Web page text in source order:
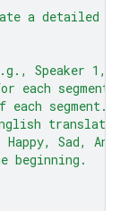
a detailed
Speaker 1,
each segment
each segment.
Sad,
beginning.